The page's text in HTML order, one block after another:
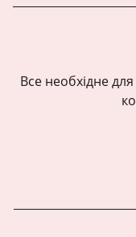
Все необхідне